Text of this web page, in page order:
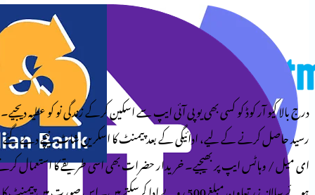
کو کسی بھی یو پی آئی ایپ سے اسکین کرکے زندگی نو کو عطیہ دیجیے۔
لیے، ادائیگی کے بعد پیمنٹ کا اسکرین شاٹ نیچے دیے گئے
پر بھیجیے۔ خریدار حضرات بھی اسی طریقے کا استعمال کرتے